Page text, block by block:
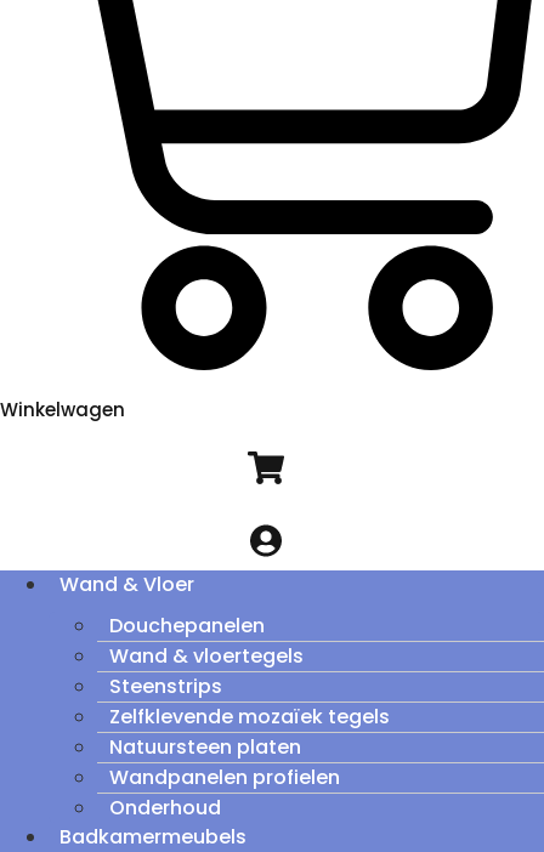
Winkelwagen
Wand & Vloer
Douchepanelen
Wand & vloertegels
Steenstrips
Zelfklevende mozaïek tegels
Natuursteen platen
Wandpanelen profielen
Onderhoud
Badkamermeubels